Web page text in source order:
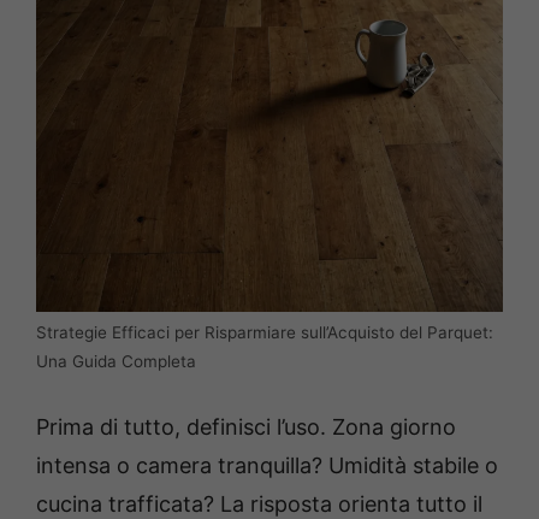
Strategie Efficaci per Risparmiare sull’Acquisto del Parquet:
Una Guida Completa
Prima di tutto, definisci l’uso. Zona giorno
intensa o camera tranquilla? Umidità stabile o
cucina trafficata? La risposta orienta tutto il